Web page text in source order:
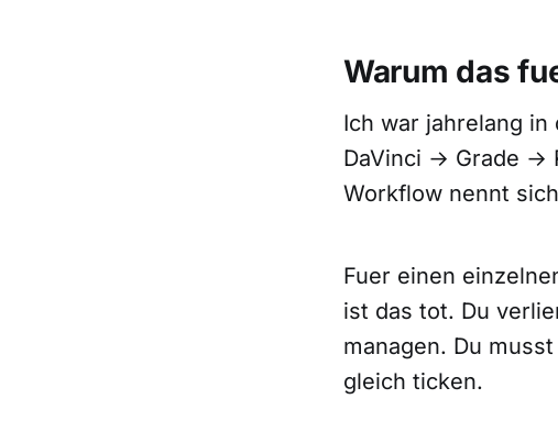
Warum das
Ich war jahrelang
DaVinci → Grade →
Workflow nennt
Fuer einen
ist das tot. Du
managen. Du
gleich ticken.